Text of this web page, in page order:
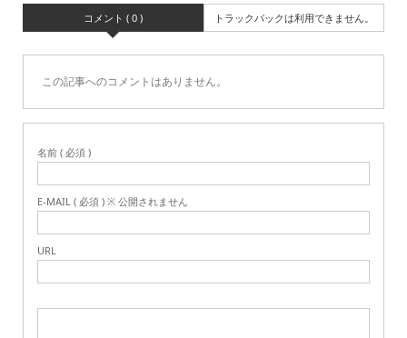
コメント ( 0 ) トラックバックは利用できません。
この記事へのコメントはありません。
名前 ( 必須 )
E-MAIL ( 必須 ) ※ 公開されません
URL